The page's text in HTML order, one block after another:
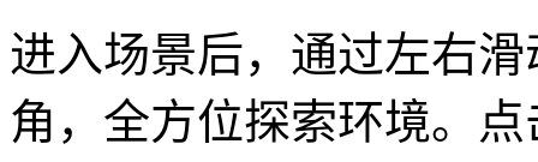
进入场景后，通过左右
角，全方位探索环境。